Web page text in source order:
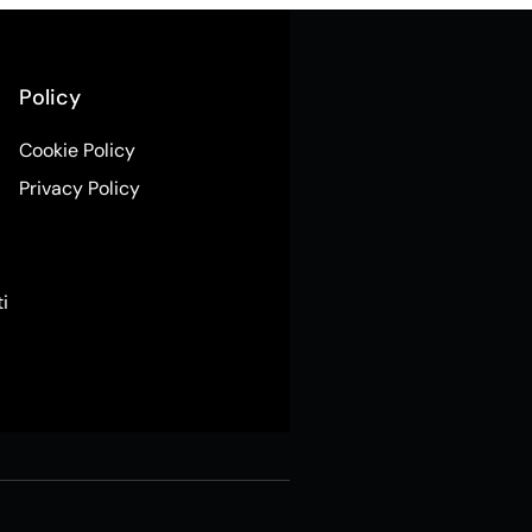
Policy
Cookie Policy
Privacy Policy